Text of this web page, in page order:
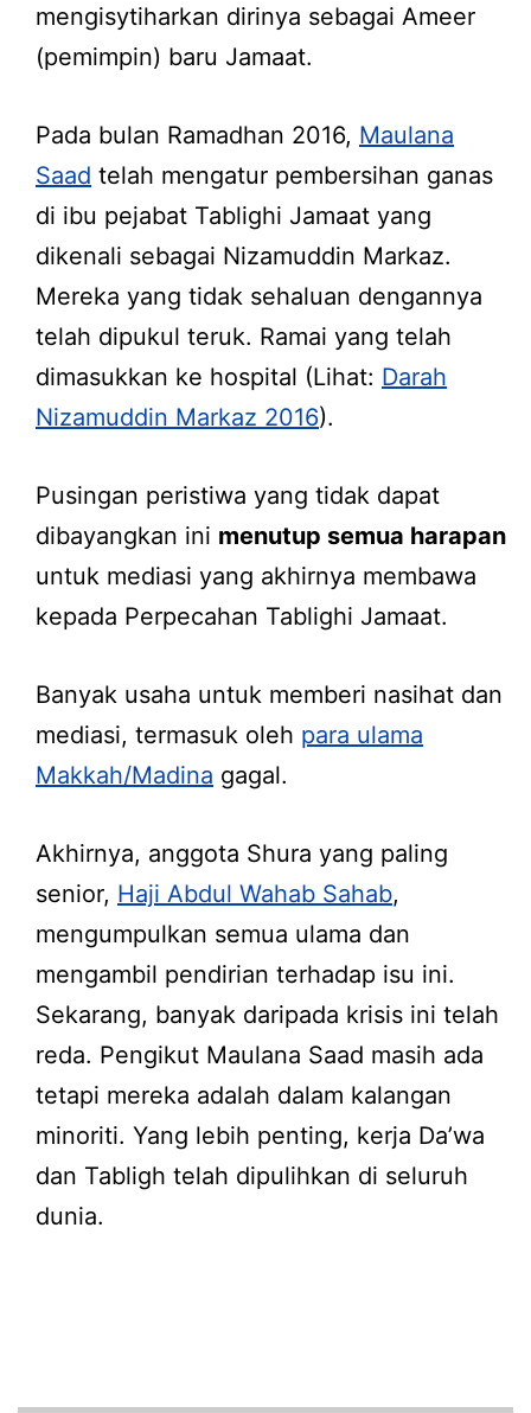
mengisytiharkan dirinya sebagai Ameer
(pemimpin) baru Jamaat.
Pada bulan Ramadhan 2016, Maulana
Saad telah mengatur pembersihan ganas
di ibu pejabat Tablighi Jamaat yang
dikenali sebagai Nizamuddin Markaz.
Mereka yang tidak sehaluan dengannya
telah dipukul teruk. Ramai yang telah
dimasukkan ke hospital (Lihat: Darah
Nizamuddin Markaz 2016).
Pusingan peristiwa yang tidak dapat
dibayangkan ini menutup semua harapan
untuk mediasi yang akhirnya membawa
kepada Perpecahan Tablighi Jamaat.
Banyak usaha untuk memberi nasihat dan
mediasi, termasuk oleh para ulama
Makkah/Madina gagal.
Akhirnya, anggota Shura yang paling
senior, Haji Abdul Wahab Sahab,
mengumpulkan semua ulama dan
mengambil pendirian terhadap isu ini.
Sekarang, banyak daripada krisis ini telah
reda. Pengikut Maulana Saad masih ada
tetapi mereka adalah dalam kalangan
minoriti. Yang lebih penting, kerja Da’wa
dan Tabligh telah dipulihkan di seluruh
dunia.